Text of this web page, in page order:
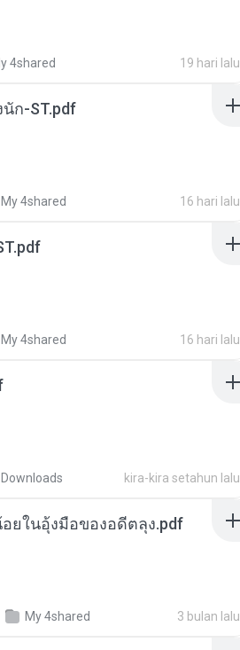
4shared 19 hari lalu
นัก-ST.pdf
My 4shared 16 hari lalu
My 4shared 16 hari lalu
Downloads kira-kira setahun lalu
ยในอุ้งมือของอดีตลุง.pdf
My 4shared 3 bulan lalu